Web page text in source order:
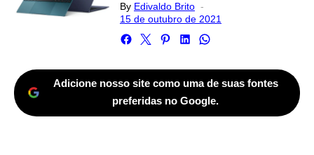
By Edivaldo Brito
on
15 de outubro de 2021
Adicione nosso site como uma de suas fontes
preferidas no Google.